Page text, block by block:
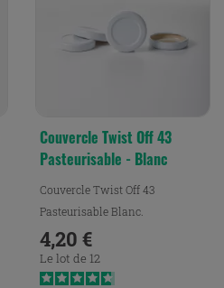
Couvercle Twist Off 43
Pasteurisable - Blanc
Couvercle Twist Off 43
Pasteurisable Blanc.
Prix
4,20 €
Le lot de 12